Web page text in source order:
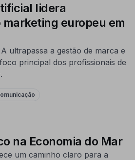
lidera
europeu em
ultrapassa a gestão de marca e
principal dos profissionais de
na Economia do Mar
um caminho claro para a